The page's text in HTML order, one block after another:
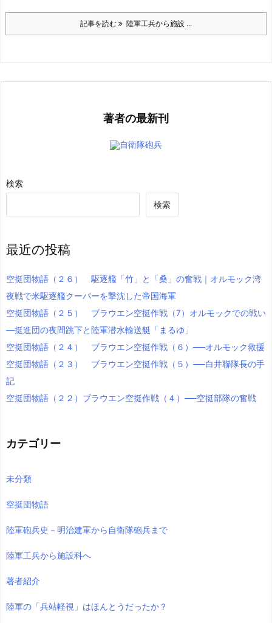
記事を読む 陸軍工兵から施設 ...
著者の最新刊
自衛隊砲兵
検索
検索
最近の投稿
空挺団物語（２６） 駆逐艦「竹」と「桑」の奮戦｜オルモック湾
夜戦で米駆逐艦クーパーを撃沈した帝国海軍
空挺団物語（２５） ブラウエン空挺作戦（7）オルモックでの戦い
―挺進団の夜間跳下と陸軍潜水輸送艇「まるゆ」
空挺団物語（２４） ブラウエン空挺作戦（６）──オルモック救援
空挺団物語（２３） ブラウエン空挺作戦（５）──白井聯隊長の手
記
空挺団物語（２２）ブラウエン空挺作戦（４）──空挺部隊の奮戦
カテゴリー
未分類
空挺団物語
陸軍砲兵史－明治建軍から自衛隊砲兵まで
陸軍工兵から施設科へ
著者紹介
陸軍の「兵站軽視」はほんとうだったか？